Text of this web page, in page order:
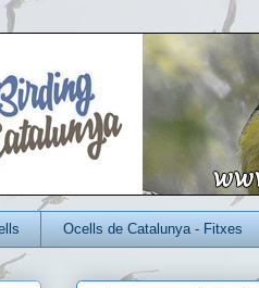
Ocells de Catalunya - Fitxes